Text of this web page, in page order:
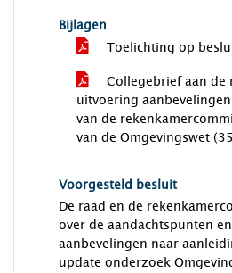
Bijlagen
Toelichting op
Collegebrief aan de
uitvoering
van de
van de Omgevingswet
Voorgesteld besluit
De raad en de
over de aandachtspunten
aanbevelingen naar
update onderzoek